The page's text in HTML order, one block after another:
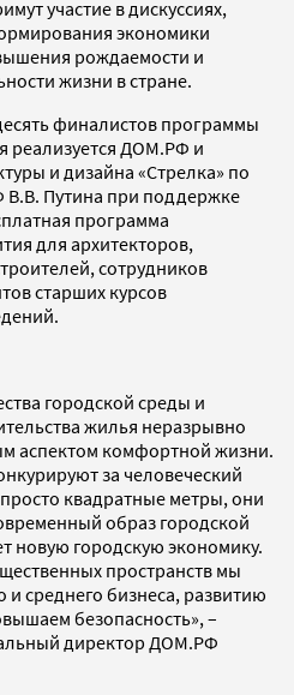
участие в дискуссиях,
экономики
рождаемости и
жизни в стране.
финалистов программы
ДОМ.РФ и
и дизайна «Стрелка» по
Путина при поддержке
программа
для архитекторов,
сотрудников
старших курсов
городской среды и
жилья неразрывно
аспектом комфортной жизни.
за человеческий
квадратные метры, они
образ городской
новую городскую экономику.
пространств мы
и среднего бизнеса, развитию
безопасность», –
директор ДОМ.РФ